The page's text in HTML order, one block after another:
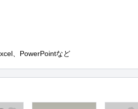
、PowerPointなど